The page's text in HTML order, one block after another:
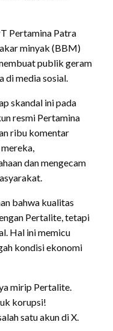
Pertamina Patra
minyak (BBM)
publik geram
di media sosial.
skandal ini pada
resmi Pertamina
ribu komentar
dan mengecam
bahwa kualitas
Pertalite, tetapi
Hal ini memicu
kondisi ekonomi
mirip Pertalite.
korupsi!
satu akun di X.